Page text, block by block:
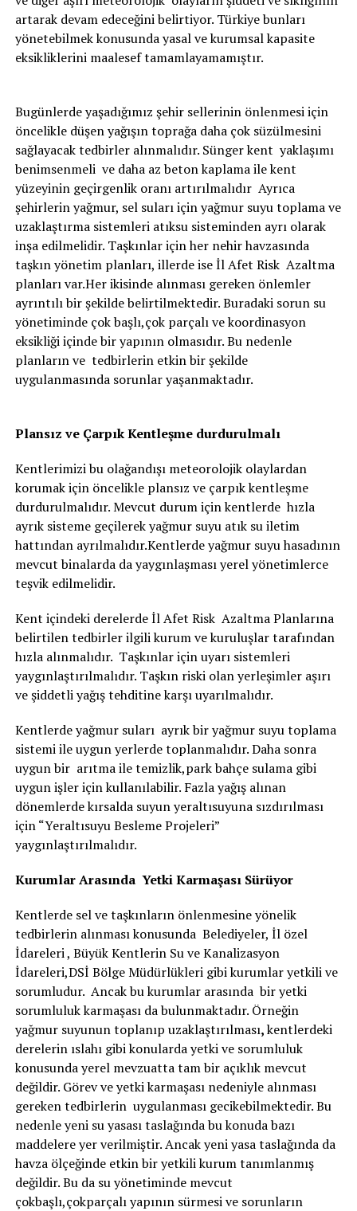
artarak devam edeceğini belirtiyor. Türkiye bunları
yönetebilmek konusunda yasal ve kurumsal kapasite
eksikliklerini maalesef tamamlayamamıştır.
Bugünlerde yaşadığımız şehir sellerinin önlenmesi için
öncelikle düşen yağışın toprağa daha çok süzülmesini
sağlayacak tedbirler alınmalıdır. Sünger kent yaklaşımı
benimsenmeli ve daha az beton kaplama ile kent
yüzeyinin geçirgenlik oranı artırılmalıdır Ayrıca
şehirlerin yağmur, sel suları için yağmur suyu toplama ve
uzaklaştırma sistemleri atıksu sisteminden ayrı olarak
inşa edilmelidir. Taşkınlar için her nehir havzasında
taşkın yönetim planları, illerde ise İl Afet Risk Azaltma
planları var.Her ikisinde alınması gereken önlemler
ayrıntılı bir şekilde belirtilmektedir. Buradaki sorun su
yönetiminde çok başlı,çok parçalı ve koordinasyon
eksikliği içinde bir yapının olmasıdır. Bu nedenle
planların ve tedbirlerin etkin bir şekilde
uygulanmasında sorunlar yaşanmaktadır.
Plansız ve Çarpık Kentleşme durdurulmalı
Kentlerimizi bu olağandışı meteorolojik olaylardan
korumak için öncelikle plansız ve çarpık kentleşme
durdurulmalıdır. Mevcut durum için kentlerde hızla
ayrık sisteme geçilerek yağmur suyu atık su iletim
hattından ayrılmalıdır.Kentlerde yağmur suyu hasadının
mevcut binalarda da yaygınlaşması yerel yönetimlerce
teşvik edilmelidir.
Kent içindeki derelerde İl Afet Risk Azaltma Planlarına
belirtilen tedbirler ilgili kurum ve kuruluşlar tarafından
hızla alınmalıdır. Taşkınlar için uyarı sistemleri
yaygınlaştırılmalıdır. Taşkın riski olan yerleşimler aşırı
ve şiddetli yağış tehditine karşı uyarılmalıdır.
Kentlerde yağmur suları ayrık bir yağmur suyu toplama
sistemi ile uygun yerlerde toplanmalıdır. Daha sonra
uygun bir arıtma ile temizlik,park bahçe sulama gibi
uygun işler için kullanılabilir. Fazla yağış alınan
dönemlerde kırsalda suyun yeraltısuyuna sızdırılması
için “Yeraltısuyu Besleme Projeleri”
yaygınlaştırılmalıdır.
Kurumlar Arasında Yetki Karmaşası Sürüyor
Kentlerde sel ve taşkınların önlenmesine yönelik
tedbirlerin alınması konusunda Belediyeler, İl özel
İdareleri , Büyük Kentlerin Su ve Kanalizasyon
İdareleri,DSİ Bölge Müdürlükleri gibi kurumlar yetkili ve
sorumludur. Ancak bu kurumlar arasında bir yetki
sorumluluk karmaşası da bulunmaktadır. Örneğin
yağmur suyunun toplanıp uzaklaştırılması,kentlerdeki
derelerin ıslahı gibi konularda yetki ve sorumluluk
konusunda yerel mevzuatta tam bir açıklık mevcut
değildir. Görev ve yetki karmaşası nedeniyle alınması
gereken tedbirlerin uygulanması gecikebilmektedir. Bu
nedenle yeni su yasası taslağında bu konuda bazı
maddelere yer verilmiştir. Ancak yeni yasa taslağında da
havza ölçeğinde etkin bir yetkili kurum tanımlanmış
değildir. Bu da su yönetiminde mevcut
çokbaşlı,çokparçalı yapının sürmesi ve sorunların